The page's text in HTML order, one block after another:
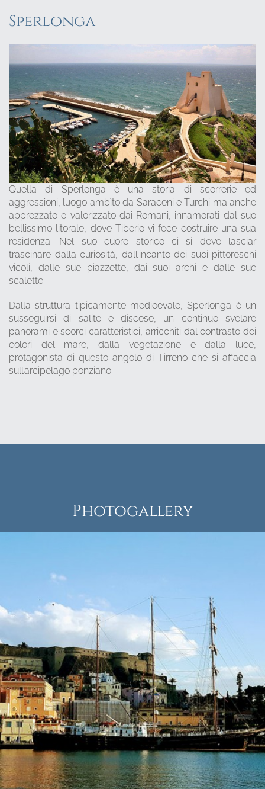
Sperlonga
Quella di Sperlonga è una storia di scorrerie ed
aggressioni, luogo ambìto da Saraceni e Turchi ma anche
apprezzato e valorizzato dai Romani, innamorati dal suo
bellissimo litorale, dove Tiberio vi fece costruire una sua
residenza. Nel suo cuore storico ci si deve lasciar
trascinare dalla curiosità, dall’incanto dei suoi pittoreschi
vicoli, dalle sue piazzette, dai suoi archi e dalle sue
scalette.
Dalla struttura tipicamente medioevale, Sperlonga è un
susseguirsi di salite e discese, un continuo svelare
panorami e scorci caratteristici, arricchiti dal contrasto dei
colori del mare, dalla vegetazione e dalla luce,
protagonista di questo angolo di Tirreno che si affaccia
sull’arcipelago ponziano.
Photogallery